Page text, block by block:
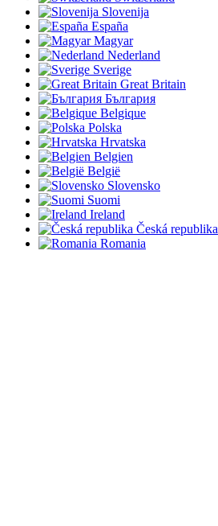
Slovenija
España
Magyar
Nederland
Sverige
Great Britain
България
Belgique
Polska
Hrvatska
Belgien
België
Slovensko
Suomi
Ireland
Česká republika
Romania